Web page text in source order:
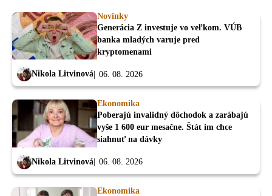
Novinky
Generácia Z investuje vo veľkom. VÚB
banka mladých varuje pred
kryptomenami
Nikola Litvinová 06. 08. 2026
Ekonomika
Poberajú invalidný dôchodok a zarábajú
vyše 1 600 eur mesačne. Štát im chce
siahnuť na dávky
Nikola Litvinová 06. 08. 2026
Ekonomika